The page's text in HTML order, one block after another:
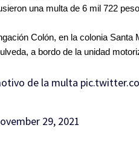
una multa de 6 mil 722
Colón, en la colonia Santa
a bordo de la unidad
de la multa
29, 2021